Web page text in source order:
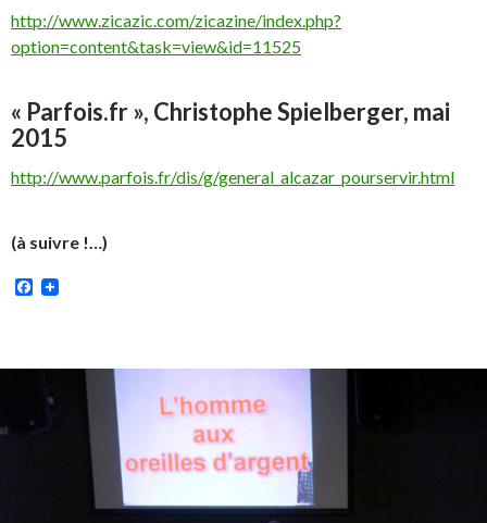
http://www.zicazic.com/zicazine/index.php?
option=content&task=view&id=11525
« Parfois.fr », Christophe Spielberger, mai
2015
http://www.parfois.fr/dis/g/general_alcazar_pourservir.html
(à suivre !…)
Facebook